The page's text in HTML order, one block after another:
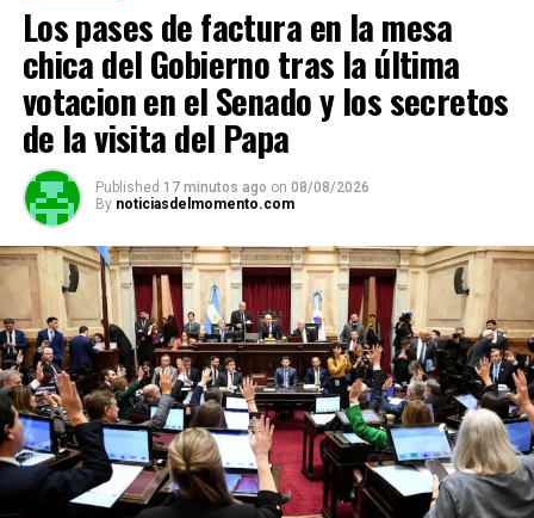
Los pases de factura en la mesa
chica del Gobierno tras la última
votacion en el Senado y los secretos
de la visita del Papa
Published 17 minutos ago on 08/08/2026
By noticiasdelmomento.com